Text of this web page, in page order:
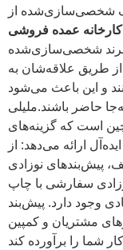
شخصی‌سازی‌شده از
کارخانه عمده فروشی
برند شخصی‌سازی‌شده
طریق علاقه‌شان به
و این باعث می‌شود
حاضر باشند.ملیلی (Meliley)
است که گزینه‌های
ارائه می‌دهد: از
پیش‌بندهای نوزادی
سفارشی با چاپ
وجود دارد. پیش‌بند
مشتریان و کمپین